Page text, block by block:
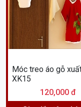
Móc treo áo gỗ
XK15
120,000 đ